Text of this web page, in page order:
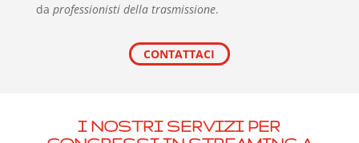
da professionisti della trasmissione.
CONTATTACI
I NOSTRISERVIZI PER